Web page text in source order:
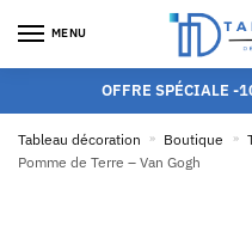
MENU
OFFRE SPÉCIALE -
Tableau décoration » Boutique »
Pomme de Terre – Van Gogh